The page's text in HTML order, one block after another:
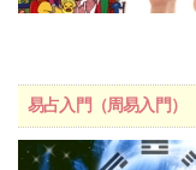
易占入門（周易入門）